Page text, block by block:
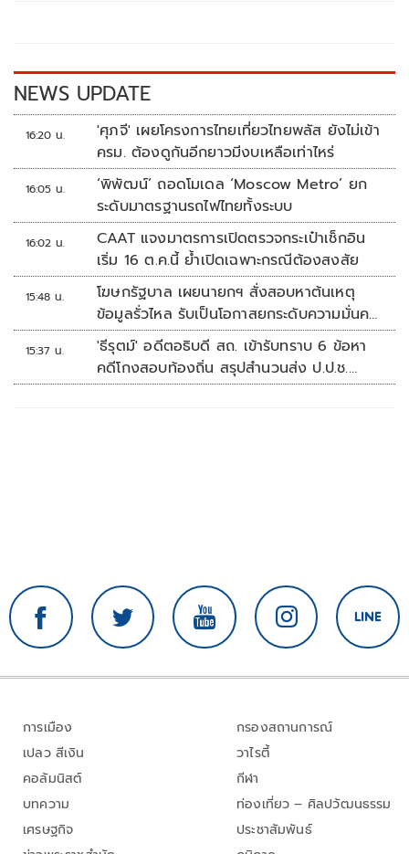
k k
NEWS UPDATE
16:20 น.
'ศุภจี' เผยโครงการไทยเที่ยวไทยพลัส ยังไม่เข้า
ครม. ต้องดูกันอีกยาวมีงบเหลือเท่าไหร่
16:05 น.
‘พิพัฒน์’ ถอดโมเดล ‘Moscow Metro’ ยก
ระดับมาตรฐานรถไฟไทยทั้งระบบ
16:02 น.
CAAT แจงมาตรการเปิดตรวจกระเป๋าเช็กอิน
เริ่ม 16 ต.ค.นี้ ย้ำเปิดเฉพาะกรณีต้องสงสัย
15:48 น.
โฆษกรัฐบาล เผยนายกฯ สั่งสอบหาต้นเหตุ
ข้อมูลรั่วไหล รับเป็นโอกาสยกระดับความมั่นคง
ปลอดภัยข้อมูลภาครัฐทั้งระบบ
15:37 น.
'ธีรุตม์' อดีตอธิบดี สถ. เข้ารับทราบ 6 ข้อหา
คดีโกงสอบท้องถิ่น สรุปสำนวนส่ง ป.ป.ช.
สัปดาห์หน้า
การเมือง
เปลว สีเงิน
คอลัมนิสต์
บทความ
เศรษฐกิจ
กรองสถานการณ์
วาไรตี้
กีฬา
ท่องเที่ยว – ศิลปวัฒนธรรม
ประชาสัมพันธ์